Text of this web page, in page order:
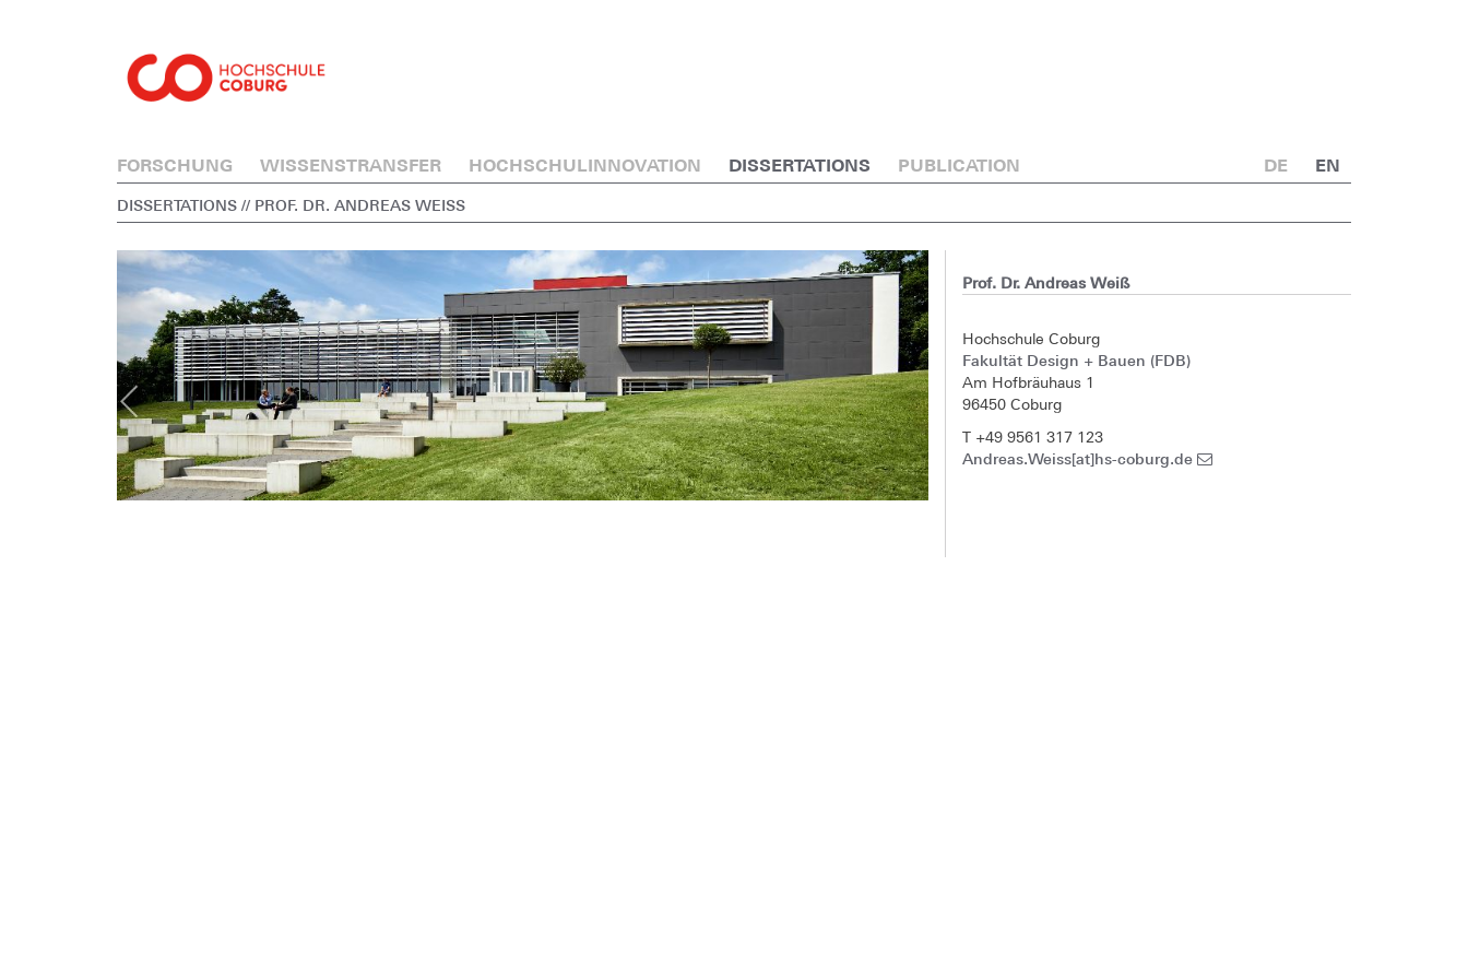
FORSCHUNG WISSENSTRANSFER HOCHSCHULINNOVATION DISSERTATIONS PUBLICATION DE EN
DISSERTATIONS // PROF. DR. ANDREAS WEISS
Prof. Dr. Andreas Weiß
Hochschule Coburg
Fakultät Design + Bauen (FDB)
Am Hofbräuhaus 1
96450 Coburg
T +49 9561 317 123
Andreas.Weiss[at]hs-coburg.de